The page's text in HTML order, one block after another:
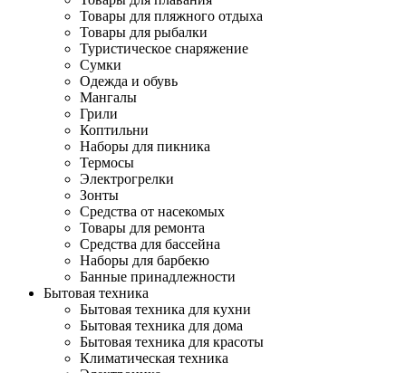
Товары для пляжного отдыха
Товары для рыбалки
Туристическое снаряжение
Сумки
Одежда и обувь
Мангалы
Грили
Коптильни
Наборы для пикника
Термосы
Электрогрелки
Зонты
Средства от насекомых
Товары для ремонта
Средства для бассейна
Наборы для барбекю
Банные принадлежности
Бытовая техника
Бытовая техника для кухни
Бытовая техника для дома
Бытовая техника для красоты
Климатическая техника